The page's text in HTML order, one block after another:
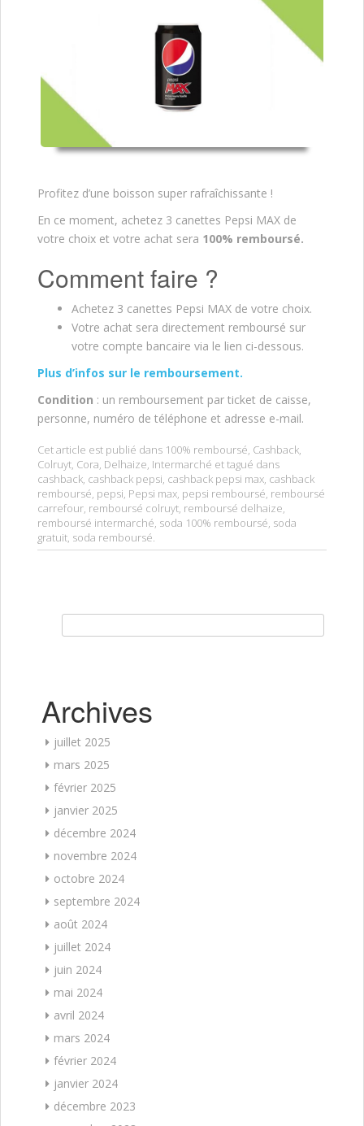
Profitez d’une boisson super rafraîchissante !
En ce moment, achetez 3 canettes Pepsi MAX de
votre choix et votre achat sera 100% remboursé.
Comment faire ?
Achetez 3 canettes Pepsi MAX de votre choix.
Votre achat sera directement remboursé sur
votre compte bancaire via le lien ci-dessous.
Plus d’infos sur le remboursement.
Condition : un remboursement par ticket de caisse,
personne, numéro de téléphone et adresse e-mail.
Cet article est publié dans 100% remboursé, Cashback,
Colruyt, Cora, Delhaize, Intermarché et tagué dans
cashback, cashback pepsi, cashback pepsi max, cashback
remboursé, pepsi, Pepsi max, pepsi remboursé, remboursé
carrefour, remboursé colruyt, remboursé delhaize,
remboursé intermarché, soda 100% remboursé, soda
gratuit, soda remboursé.
Archives
juillet 2025
mars 2025
février 2025
janvier 2025
décembre 2024
novembre 2024
octobre 2024
septembre 2024
août 2024
juillet 2024
juin 2024
mai 2024
avril 2024
mars 2024
février 2024
janvier 2024
décembre 2023